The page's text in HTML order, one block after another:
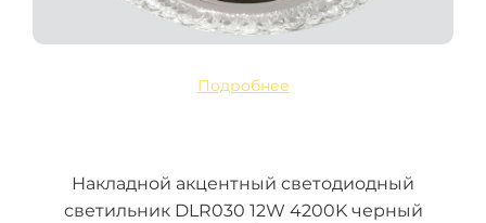
Подробнее
Накладной акцентный светодиодный
светильник DLR030 12W 4200K черный